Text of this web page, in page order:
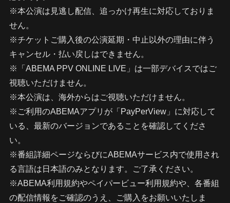
※本公演は見逃し配信、追っかけ再生に対応しておりま
せん。
※チケットご購入後の公演延期・中止以外の理由に伴う
キャンセル・払い戻しはできません。
※「ABEMA PPV ONLINE LIVE」は一部デバイスではご
視聴いただけません。
※本公演は、海外からはご視聴いただけません。
※ご利用のABEMAアプリが「PayPerView」に対応して
いる、最新のバージョンであることを確認してくださ
い。
※番組詳細ページならびにABEMAサービス内で使用され
る言語は日本語のみとなります。ご了承ください。
※ABEMA利用規約やペイパービュー利用規約や、各番組
の配信情報をご確認のうえ、ご購入をお願いいたしま